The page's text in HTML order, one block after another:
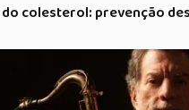
colesterol: prevenção